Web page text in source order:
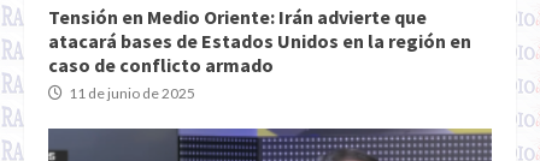
Tensión en Medio Oriente: Irán advierte que
atacará bases de Estados Unidos en la región en
caso de conflicto armado
11 de junio de 2025